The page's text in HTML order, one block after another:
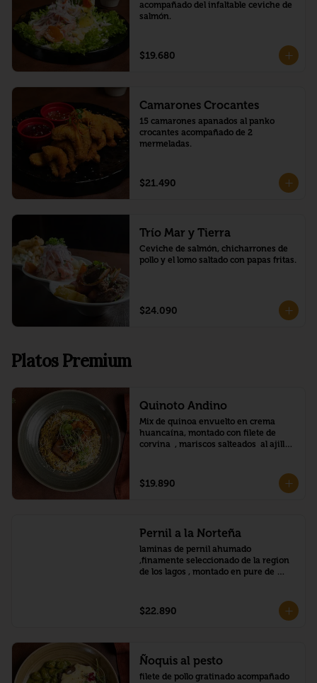
acompañado del infaltable ceviche de
salmón.
$19.680
Camarones Crocantes
15 camarones apanados al panko
crocantes acompañado de 2
mermeladas.
$21.490
Trío Mar y Tierra
Ceviche de salmón, chicharrones de
pollo y el lomo saltado con papas fritas.
$24.090
Platos Premium
Quinoto Andino
Mix de quinoa envuelto en crema
huancaína, montado con filete de
corvina  , mariscos salteados  al ajillo
$19.890
Pernil a la Norteña
laminas de pernil ahumado
,finamente seleccionado de la region
de los lagos , montado en pure de
$22.890
Ñoquis al pesto
filete de pollo gratinado acompañado